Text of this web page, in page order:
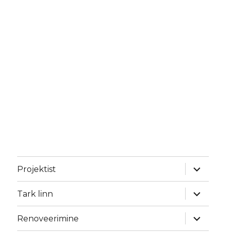
Projektist
laienda
Tark linn
laienda
Renoveerimine
laienda